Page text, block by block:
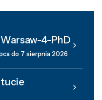
4-PhD
do 7 sierpnia 2026